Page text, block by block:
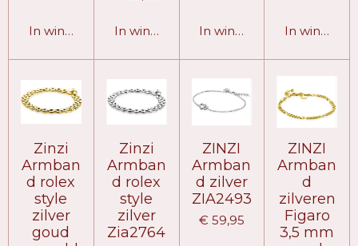
In winkelwagenIn winkelwagenIn winkelwagen
In
Zinzi
Armban
d rolex
style
zilver
goud
Zinzi
Armban
d rolex
style
zilver
Zia2764
ZINZI
Armban
d zilver
ZIA2493
€ 59,95
ZINZI
Armban
d
zilveren
Figaro
3,5 mm